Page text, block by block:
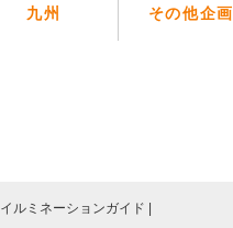
九州 その他企画
イルミネーションガイド